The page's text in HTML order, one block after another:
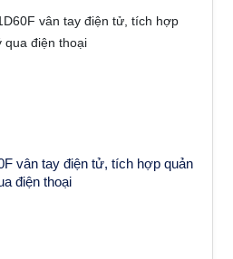
vân tay điện tử, tích hợp quản
điện thoại